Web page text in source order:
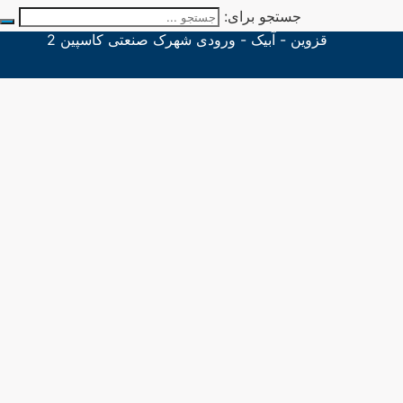
جستجو برای:
قزوین - آبیک - ورودی شهرک صنعتی کاسپین 2